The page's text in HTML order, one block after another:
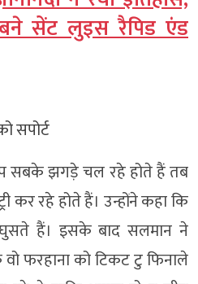
सेंट लुइस रैपिड एंड
सपोर्ट
सबके झगड़े चल रहे होते हैं तब
कर रहे होते हैं। उन्होंने कहा कि
घुसते हैं। इसके बाद सलमान ने
वो फरहाना को टिकट टु फिनाले